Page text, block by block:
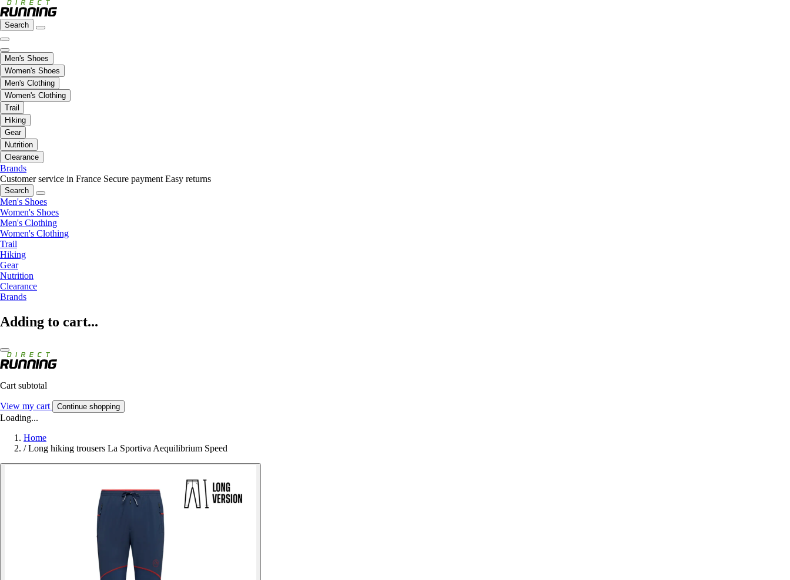
Search
Men's Shoes
Women's Shoes
Men's Clothing
Women's Clothing
Trail
Hiking
Gear
Nutrition
Clearance
Brands
Customer service in France Secure payment Easy returns
Search
Men's Shoes
Women's Shoes
Men's Clothing
Women's Clothing
Trail
Hiking
Gear
Nutrition
Clearance
Brands
Adding to cart...
Cart subtotal
View my cart Continue shopping
Loading...
Home
/ Long hiking trousers La Sportiva Aequilibrium Speed